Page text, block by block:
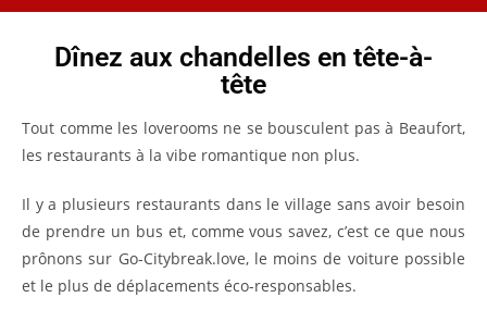
Dînez aux chandelles en tête-à-
tête
Tout comme les loverooms ne se bousculent pas à Beaufort,
les restaurants à la vibe romantique non plus.
Il y a plusieurs restaurants dans le village sans avoir besoin
de prendre un bus et, comme vous savez, c’est ce que nous
prônons sur Go-Citybreak.love, le moins de voiture possible
et le plus de déplacements éco-responsables.